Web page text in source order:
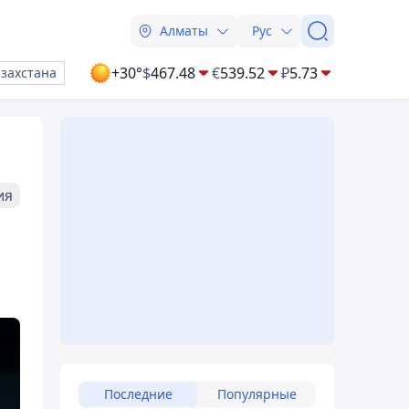
Алматы Рус
+30°$467.48 €539.52 ₽5.73
Последние Популярные